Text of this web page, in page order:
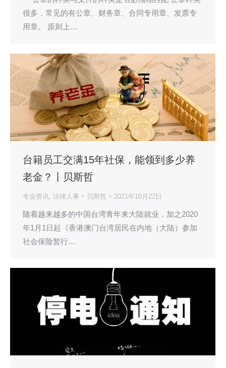
很多，常见的有公章、财务章、合同专用章、发票专
用章。 原则上…
台籍员工交满15年社保，能领到多少养
老金？丨贝斯哲
专业资讯 法律人事 贝斯哲 2021年10月22日
随着越来越多的中国台湾青年来大陆就业，加之2020
年1月1日起《香港澳门台湾居民在内地（大陆）参加
社会保险暂行…